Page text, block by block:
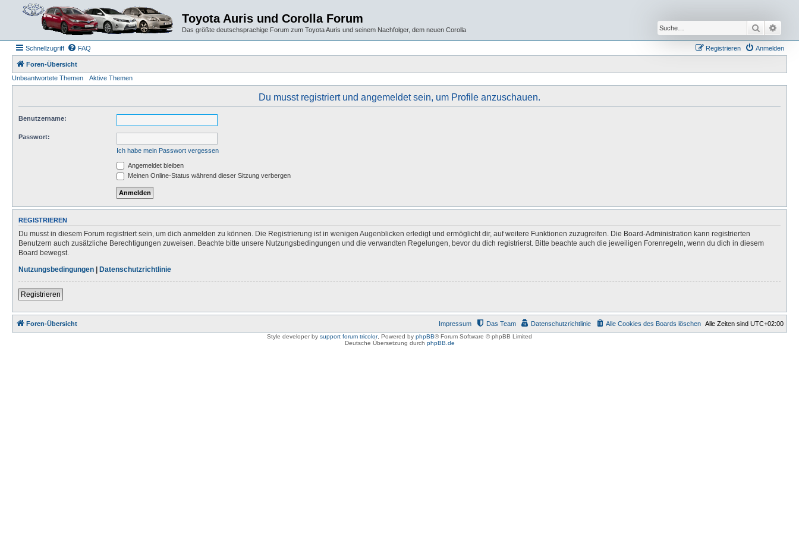
Toyota Auris und Corolla Forum
Das größte deutschsprachige Forum zum Toyota Auris und seinem Nachfolger, dem neuen Corolla Suche
Schnellzugriff FAQ Anmelden
Registrieren
Foren-Übersicht
Unbeantwortete Themen
Aktive Themen
Du musst registriert und angemeldet sein, um Profile anzuschauen.
Benutzername:
Passwort:
Ich habe mein Passwort vergessen
Angemeldet bleiben
Meinen Online-Status während dieser Sitzung verbergen
REGISTRIEREN
Du musst in diesem Forum registriert sein, um dich anmelden zu können. Die Registrierung ist in wenigen Augenblicken erledigt und ermöglicht dir, auf weitere Funktionen zuzugreifen. Die Board-Administration kann registrierten
Benutzern auch zusätzliche Berechtigungen zuweisen. Beachte bitte unsere Nutzungsbedingungen und die verwandten Regelungen, bevor du dich registrierst. Bitte beachte auch die jeweiligen Forenregeln, wenn du dich in diesem
Board bewegst.
Nutzungsbedingungen
Datenschutzrichtlinie
Registrieren
Foren-Übersicht Alle Zeiten sind UTC+02:00
Alle Cookies des Boards löschen
Datenschutzrichtlinie
Das Team
Impressum
Style developer by support forum tricolor, Powered by phpBB® Forum Software © phpBB Limited
Deutsche Übersetzung durch phpBB.de